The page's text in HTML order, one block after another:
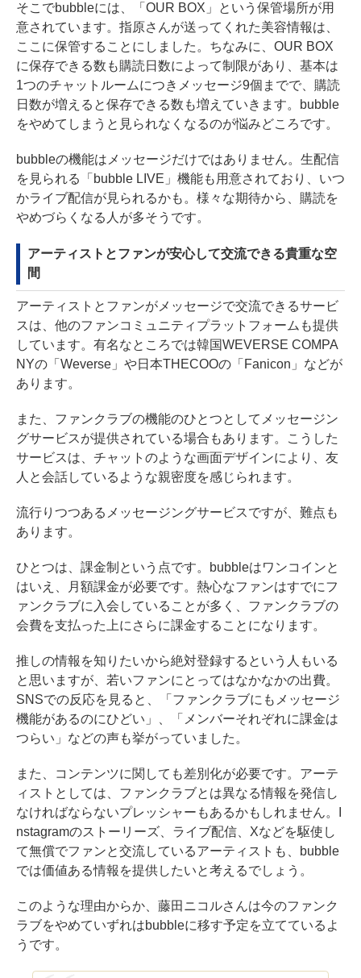
そこでbubbleには、「OUR BOX」という保管場所が用
意されています。指原さんが送ってくれた美容情報は、
ここに保管することにしました。ちなみに、OUR BOX
に保存できる数も購読日数によって制限があり、基本は
1つのチャットルームにつきメッセージ9個までで、購読
日数が増えると保存できる数も増えていきます。bubble
をやめてしまうと見られなくなるのが悩みどころです。
bubbleの機能はメッセージだけではありません。生配信
を見られる「bubble LIVE」機能も用意されており、いつ
かライブ配信が見られるかも。様々な期待から、購読を
やめづらくなる人が多そうです。
アーティストとファンが安心して交流できる貴重な空
間
アーティストとファンがメッセージで交流できるサービ
スは、他のファンコミュニティプラットフォームも提供
しています。有名なところでは韓国WEVERSE COMPA
NYの「Weverse」や日本THECOOの「Fanicon」などが
あります。
また、ファンクラブの機能のひとつとしてメッセージン
グサービスが提供されている場合もあります。こうした
サービスは、チャットのような画面デザインにより、友
人と会話しているような親密度を感じられます。
流行りつつあるメッセージングサービスですが、難点も
あります。
ひとつは、課金制という点です。bubbleはワンコインと
はいえ、月額課金が必要です。熱心なファンはすでにフ
ァンクラブに入会していることが多く、ファンクラブの
会費を支払った上にさらに課金することになります。
推しの情報を知りたいから絶対登録するという人もいる
と思いますが、若いファンにとってはなかなかの出費。
SNSでの反応を見ると、「ファンクラブにもメッセージ
機能があるのにひどい」、「メンバーそれぞれに課金は
つらい」などの声も挙がっていました。
また、コンテンツに関しても差別化が必要です。アーテ
ィストとしては、ファンクラブとは異なる情報を発信し
なければならないプレッシャーもあるかもしれません。I
nstagramのストーリーズ、ライブ配信、Xなどを駆使し
て無償でファンと交流しているアーティストも、bubble
では価値ある情報を提供したいと考えるでしょう。
このような理由からか、藤田ニコルさんは今のファンク
ラブをやめていずれはbubbleに移す予定を立てているよ
うです。